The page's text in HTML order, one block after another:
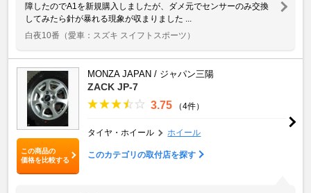
障したのでA1を新規購入しましたが、ダメ元でセンサーのみ交換
してみたら針が暴れる現象が収まりました ...
白夜10番 （愛車：スズキ スイフトスポーツ）
この商品の
価格を比較する
MONZA JAPAN / ジャパン三陽
ZACK JP-7
3.75 （4件）
タイヤ・ホイール ホイール
このカテゴリの取付店を探す